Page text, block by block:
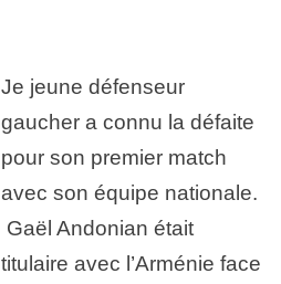
Je jeune défenseur
gaucher a connu la défaite
pour son premier match
avec son équipe nationale.
Gaël Andonian était
titulaire avec l’Arménie face